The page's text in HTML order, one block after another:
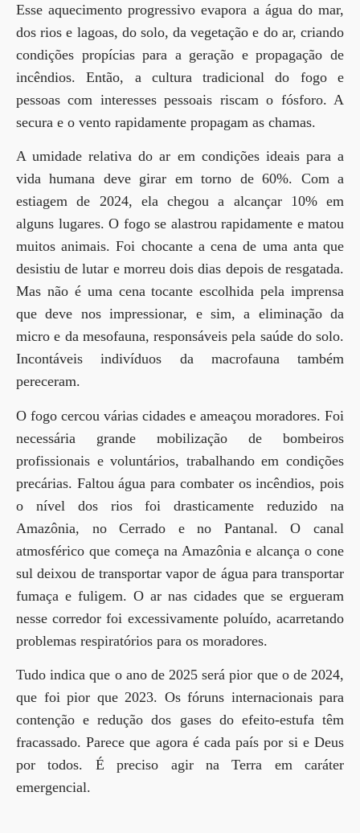
Esse aquecimento progressivo evapora a água do mar,
dos rios e lagoas, do solo, da vegetação e do ar, criando
condições propícias para a geração e propagação de
incêndios. Então, a cultura tradicional do fogo e
pessoas com interesses pessoais riscam o fósforo. A
secura e o vento rapidamente propagam as chamas.
A umidade relativa do ar em condições ideais para a
vida humana deve girar em torno de 60%. Com a
estiagem de 2024, ela chegou a alcançar 10% em
alguns lugares. O fogo se alastrou rapidamente e matou
muitos animais. Foi chocante a cena de uma anta que
desistiu de lutar e morreu dois dias depois de resgatada.
Mas não é uma cena tocante escolhida pela imprensa
que deve nos impressionar, e sim, a eliminação da
micro e da mesofauna, responsáveis pela saúde do solo.
Incontáveis indivíduos da macrofauna também
pereceram.
O fogo cercou várias cidades e ameaçou moradores. Foi
necessária grande mobilização de bombeiros
profissionais e voluntários, trabalhando em condições
precárias. Faltou água para combater os incêndios, pois
o nível dos rios foi drasticamente reduzido na
Amazônia, no Cerrado e no Pantanal. O canal
atmosférico que começa na Amazônia e alcança o cone
sul deixou de transportar vapor de água para transportar
fumaça e fuligem. O ar nas cidades que se ergueram
nesse corredor foi excessivamente poluído, acarretando
problemas respiratórios para os moradores.
Tudo indica que o ano de 2025 será pior que o de 2024,
que foi pior que 2023. Os fóruns internacionais para
contenção e redução dos gases do efeito-estufa têm
fracassado. Parece que agora é cada país por si e Deus
por todos. É preciso agir na Terra em caráter
emergencial.